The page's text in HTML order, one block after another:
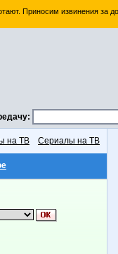
Приносим извинения за
на ТВ Сериалы на ТВ